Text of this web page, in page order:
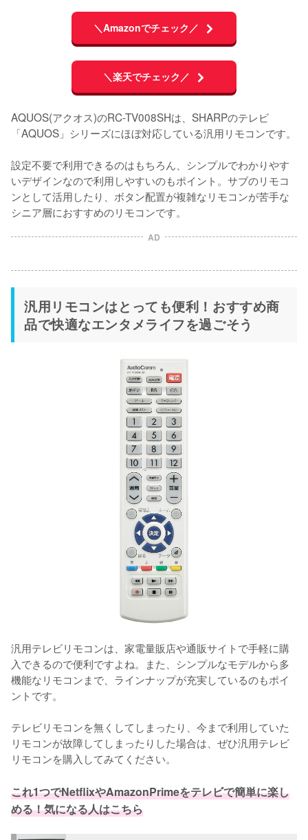
＼Amazonでチェック／
＼楽天でチェック／
AQUOS(アクオス)のRC-TV008SHは、SHARPのテレビ
「AQUOS」シリーズにほぼ対応している汎用リモコンです。
設定不要で利用できるのはもちろん、シンプルでわかりやす
いデザインなので利用しやすいのもポイント。サブのリモコ
ンとして活用したり、ボタン配置が複雑なリモコンが苦手な
シニア層におすすめのリモコンです。
AD
汎用リモコンはとっても便利！おすすめ商
品で快適なエンタメライフを過ごそう
汎用テレビリモコンは、家電量販店や通販サイトで手軽に購
入できるので便利ですよね。また、シンプルなモデルから多
機能なリモコンまで、ラインナップが充実しているのもポイ
ントです。
テレビリモコンを無くしてしまったり、今まで利用していた
リモコンが故障してしまったりした場合は、ぜひ汎用テレビ
リモコンを購入してみてください。
これ1つでNetflixやAmazonPrimeをテレビで簡単に楽し
める！気になる人はこちら